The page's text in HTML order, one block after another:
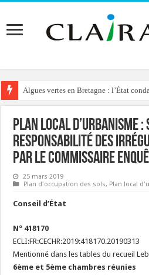
Algues vertes en Bretagne : l’État
Reconstruction de chalets d’alpage :
Plan Local d’Urbanisme
responsabilité des
par le Commissaire
25 mars 2019
Plan d'occupation des sols, Plan local
Conseil d’État
N° 418170
ECLI:FR:CECHR:2019:418170.20190313
Mentionné dans les tables du recueil
6ème et 5ème chambres réunies